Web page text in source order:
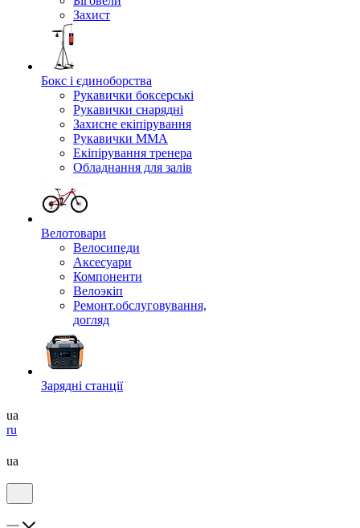
Захист
Бокс і єдиноборства
Рукавички боксерські
Рукавички снарядні
Захисне екіпірування
Рукавички ММА
Екіпірування тренера
Обладнання для залів
Велотовари
Велосипеди
Аксесуари
Компоненти
Велоэкіп
Ремонт.обслуговування,
догляд
Зарядні станції
ua
ru
ua